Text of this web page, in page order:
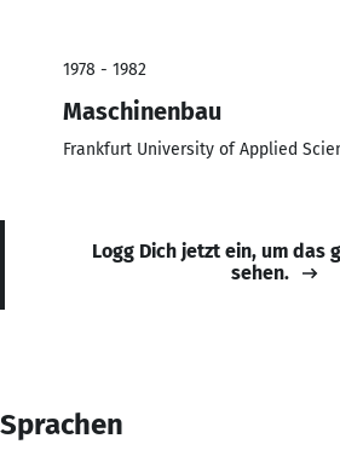
1978 - 1982
Maschinenbau
Frankfurt University of Applied
Logg Dich jetzt ein, um das
sehen.
Sprachen